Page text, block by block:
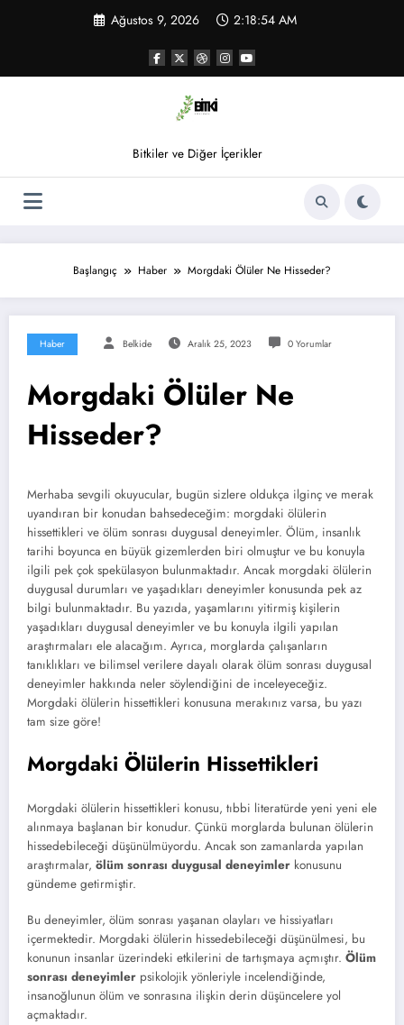
Ağustos 9, 2026 2:18:54 AM
Bitkiler ve Diğer İçerikler
Başlangıç Haber Morgdaki Ölüler Ne Hisseder?
Haber Belkide Aralık 25, 2023 0 Yorumlar
Morgdaki Ölüler Ne
Hisseder?
Merhaba sevgili okuyucular, bugün sizlere oldukça ilginç ve merak
uyandıran bir konudan bahsedeceğim: morgdaki ölülerin
hissettikleri ve ölüm sonrası duygusal deneyimler. Ölüm, insanlık
tarihi boyunca en büyük gizemlerden biri olmuştur ve bu konuyla
ilgili pek çok spekülasyon bulunmaktadır. Ancak morgdaki ölülerin
duygusal durumları ve yaşadıkları deneyimler konusunda pek az
bilgi bulunmaktadır. Bu yazıda, yaşamlarını yitirmiş kişilerin
yaşadıkları duygusal deneyimler ve bu konuyla ilgili yapılan
araştırmaları ele alacağım. Ayrıca, morglarda çalışanların
tanıklıkları ve bilimsel verilere dayalı olarak ölüm sonrası duygusal
deneyimler hakkında neler söylendiğini de inceleyeceğiz.
Morgdaki ölülerin hissettikleri konusuna merakınız varsa, bu yazı
tam size göre!
Morgdaki Ölülerin Hissettikleri
Morgdaki ölülerin hissettikleri konusu, tıbbi literatürde yeni yeni ele
alınmaya başlanan bir konudur. Çünkü morglarda bulunan ölülerin
hissedebileceği düşünülmüyordu. Ancak son zamanlarda yapılan
araştırmalar, ölüm sonrası duygusal deneyimler konusunu
gündeme getirmiştir.
Bu deneyimler, ölüm sonrası yaşanan olayları ve hissiyatları
içermektedir. Morgdaki ölülerin hissedebileceği düşünülmesi, bu
konunun insanlar üzerindeki etkilerini de tartışmaya açmıştır. Ölüm
sonrası deneyimler psikolojik yönleriyle incelendiğinde,
insanoğlunun ölüm ve sonrasına ilişkin derin düşüncelere yol
açmaktadır.